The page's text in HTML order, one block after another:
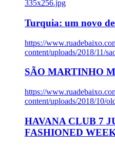
335x256.jpg
Turquia: um novo
https://
content/uploads/2018/11/
SÃO MARTINHO
https://
content/uploads/2018/10/
HAVANA CLUB 7
FASHIONED